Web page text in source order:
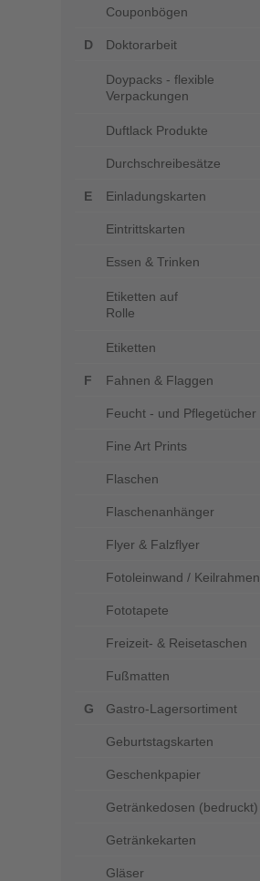
Couponbögen
Doktorarbeit
Doypacks - flexible
Verpackungen
Duftlack Produkte
Durchschreibesätze
Einladungskarten
Eintrittskarten
Essen & Trinken
Etiketten auf
Rolle
Etiketten
Fahnen & Flaggen
Feucht - und Pflegetücher
Fine Art Prints
Flaschen
Flaschenanhänger
Flyer & Falzflyer
Fotoleinwand / Keilrahmen
Fototapete
Freizeit- & Reisetaschen
Fußmatten
Gastro-Lagersortiment
Geburtstagskarten
Geschenkpapier
Getränkedosen (bedruckt)
Getränkekarten
Gläser